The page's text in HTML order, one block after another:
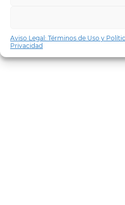
Aviso Legal: Términos de Uso y
Privacidad